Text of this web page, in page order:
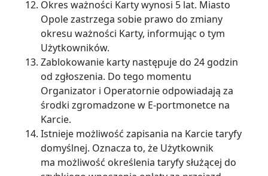
Okres ważności Karty wynosi 5 lat. Miasto
Opole zastrzega sobie prawo do zmiany
okresu ważności Karty, informując o tym
Użytkowników.
Zablokowanie karty następuje do 24 godzin
od zgłoszenia. Do tego momentu
Organizator i Operatornie odpowiadają za
środki zgromadzone w E-portmonetce na
Karcie.
Istnieje możliwość zapisania na Karcie taryfy
domyślnej. Oznacza to, że Użytkownik
ma możliwość określenia taryfy służącej do